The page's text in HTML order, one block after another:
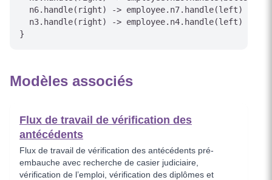
  n6.handle(right) -> employee.n7.handle(left)
  n3.handle(right) -> employee.n4.handle(left)
Modèles associés
Flux de travail de vérification des
antécédents
Flux de travail de vérification des antécédents pré-
embauche avec recherche de casier judiciaire,
vérification de l’emploi, vérification des diplômes et